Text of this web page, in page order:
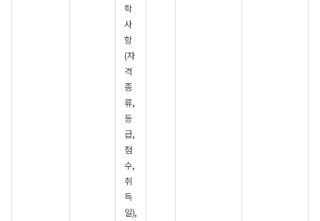
학
사
항
(자
격
종
류,
등
급,
점
수,
취
득
일),